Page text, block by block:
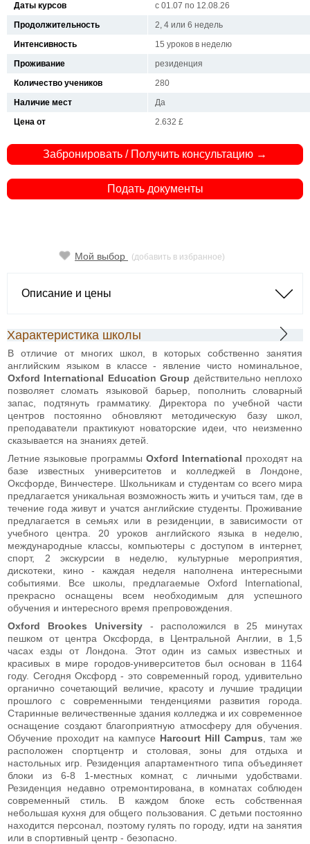
Даты курсов
с 01.07 по 12.08.26
Продолжительность
2, 4 или 6 недель
Интенсивность
15 уроков в неделю
Проживание
резиденция
Количество учеников
280
Наличие мест
Да
Цена от
2.632 £
Забронировать / Получить консультацию →
Подать документы
Мой выбор (добавить в избранное)
Описание и цены
Характеристика школы
В отличие от многих школ, в которых собственно занятия
английским языком в классе - явление чисто номинальное,
Oxford International Education Group действительно неплохо
позволяет сломать языковой барьер, пополнить словарный
запас, подтянуть грамматику. Директора по учебной части
центров постоянно обновляют методическую базу школ,
преподаватели практикуют новаторские идеи, что неизменно
сказывается на знаниях детей.
Летние языковые программы Oxford International проходят на
базе известных университетов и колледжей в Лондоне,
Оксфорде, Винчестере. Школьникам и студентам со всего мира
предлагается уникальная возможность жить и учиться там, где в
течение года живут и учатся английские студенты. Проживание
предлагается в семьях или в резиденции, в зависимости от
учебного центра. 20 уроков английского языка в неделю,
международные классы, компьютеры с доступом в интернет,
спорт, 2 экскурсии в неделю, культурные мероприятия,
дискотеки, кино - каждая неделя наполнена интересными
событиями. Все школы, предлагаемые Oxford International,
прекрасно оснащены всем необходимым для успешного
обучения и интересного время препровождения.
Oxford
Brookes University
- расположился в 25 минутах
пешком от центра Оксфорда, в Центральной Англии, в 1,5
часах езды от Лондона. Этот один из самых известных и
красивых в мире городов-университетов был основан в 1164
году. Сегодня Оксфорд - это современный город, удивительно
органично сочетающий величие, красоту и лучшие традиции
прошлого с современными тенденциями развития города.
Старинные величественные здания колледжа и их современное
оснащение создают благоприятную атмосферу для обучения.
Обучение проходит на кампусе Harcourt Hill Campus , там же
расположен спортцентр и столовая, зоны для отдыха и
настольных игр. Резиденция апартаментного типа объединяет
блоки из 6-8 1-местных комнат, с личными удобствами.
Резиденция недавно отремонтирована, в комнатах соблюден
современный стиль. В каждом блоке есть собственная
небольшая кухня для общего пользования. С детьми постоянно
находится персонал, поэтому гулять по городу, идти на занятия
или в спортивный центр - безопасно.